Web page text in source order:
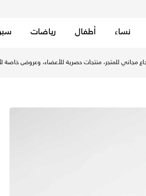
نساء أطفال رياضات
مجاني للمتجر، منتجات حصرية للأعضاء، وعروض خاصة